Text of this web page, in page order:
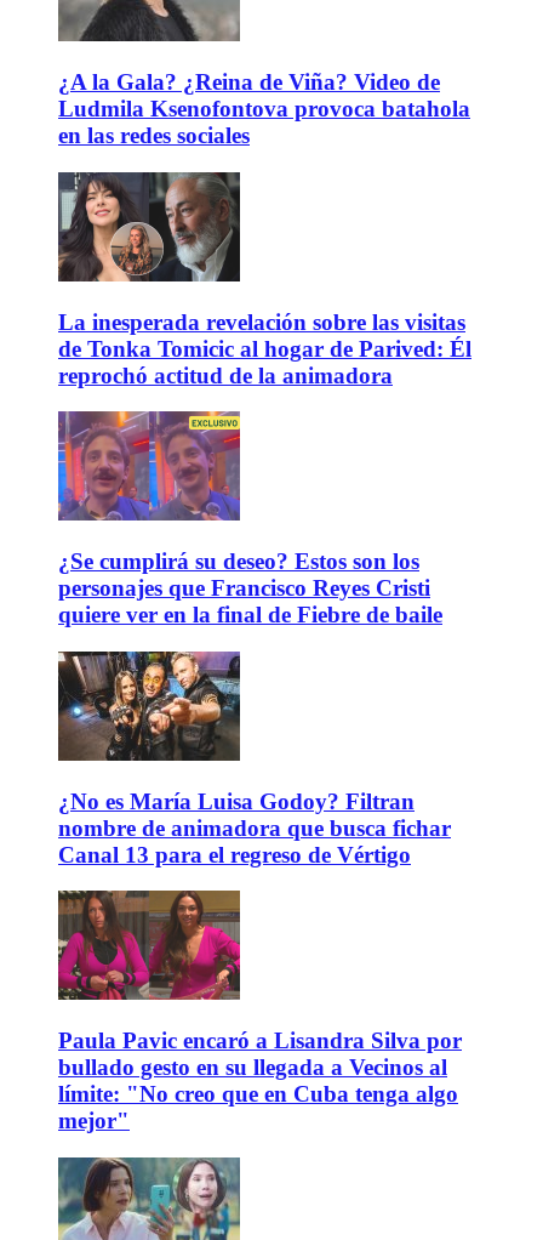
¿A la Gala? ¿Reina de Viña? Video de
Ludmila Ksenofontova provoca batahola
en las redes sociales
La inesperada revelación sobre las visitas
de Tonka Tomicic al hogar de Parived: Él
reprochó actitud de la animadora
¿Se cumplirá su deseo? Estos son los
personajes que Francisco Reyes Cristi
quiere ver en la final de Fiebre de baile
¿No es María Luisa Godoy? Filtran
nombre de animadora que busca fichar
Canal 13 para el regreso de Vértigo
Paula Pavic encaró a Lisandra Silva por
bullado gesto en su llegada a Vecinos al
límite: "No creo que en Cuba tenga algo
mejor"